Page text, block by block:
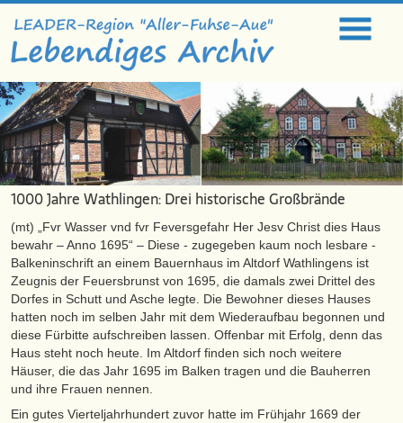
1000 Jahre Wathlingen: Drei historische Großbrände
(mt) „Fvr Wasser vnd fvr Feversgefahr Her Jesv Christ dies Haus
bewahr – Anno 1695“ – Diese - zugegeben kaum noch lesbare -
Balkeninschrift an einem Bauernhaus im Altdorf Wathlingens ist
Zeugnis der Feuersbrunst von 1695, die damals zwei Drittel des
Dorfes in Schutt und Asche legte. Die Bewohner dieses Hauses
hatten noch im selben Jahr mit dem Wiederaufbau begonnen und
diese Fürbitte aufschreiben lassen. Offenbar mit Erfolg, denn das
Haus steht noch heute. Im Altdorf finden sich noch weitere
Häuser, die das Jahr 1695 im Balken tragen und die Bauherren
und ihre Frauen nennen.
Ein gutes Vierteljahrhundert zuvor hatte im Frühjahr 1669 der